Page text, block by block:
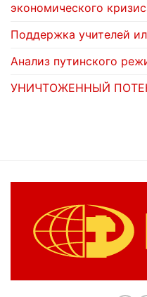
экономического
Поддержка учителей
Анализ путинского
УНИЧТОЖЕННЫЙ